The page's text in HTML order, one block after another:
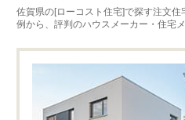
佐賀県の[ローコスト住宅]で探す注文
例から、評判のハウスメーカー・住宅